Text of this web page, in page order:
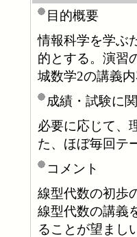
目的概要
情報科学を学ぶ
的とする。演習
城数学2の講義
成績・試験に
必要に応じて、
た、ほぼ毎回テ
コメント
線型代数の初歩
線型代数の講義
ることが望まし